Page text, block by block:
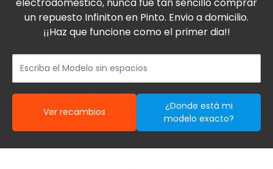
un repuesto Infiniton en Pinto. Envio a domicilio.
¡¡Haz que funcione como el primer dia!!
Ver recambios
¿Donde está mi
modelo exacto?